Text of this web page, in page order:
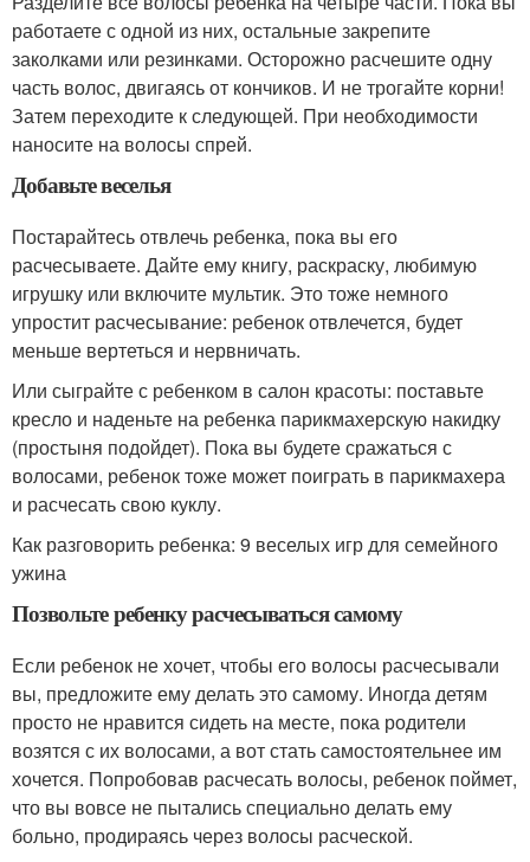
работаете с одной из них, остальные закрепите
заколками или резинками. Осторожно расчешите одну
часть волос, двигаясь от кончиков. И не трогайте корни!
Затем переходите к следующей. При необходимости
наносите на волосы спрей.
Добавьте веселья
Постарайтесь отвлечь ребенка, пока вы его
расчесываете. Дайте ему книгу, раскраску, любимую
игрушку или включите мультик. Это тоже немного
упростит расчесывание: ребенок отвлечется, будет
меньше вертеться и нервничать.
Или сыграйте с ребенком в салон красоты: поставьте
кресло и наденьте на ребенка парикмахерскую накидку
(простыня подойдет). Пока вы будете сражаться с
волосами, ребенок тоже может поиграть в парикмахера
и расчесать свою куклу.
Как разговорить ребенка: 9 веселых игр для семейного
ужина
Позвольте ребенку расчесываться самому
Если ребенок не хочет, чтобы его волосы расчесывали
вы, предложите ему делать это самому. Иногда детям
просто не нравится сидеть на месте, пока родители
возятся с их волосами, а вот стать самостоятельнее им
хочется. Попробовав расчесать волосы, ребенок поймет,
что вы вовсе не пытались специально делать ему
больно, продираясь через волосы расческой.